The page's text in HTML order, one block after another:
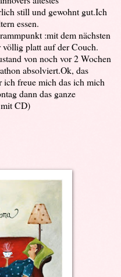
still und gewohnt gut.Ich
essen.
:mit dem nächsten
platt auf der Couch.
von noch vor 2 Wochen
absolviert.Ok, das
freue mich das ich mich
dann das ganze
CD)